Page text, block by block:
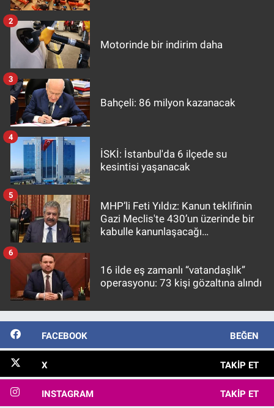
Motorinde bir indirim daha
2
Bahçeli: 86 milyon kazanacak
3
İSKİ: İstanbul'da 6 ilçede su
kesintisi yaşanacak
4
MHP’li Feti Yıldız: Kanun teklifinin
Gazi Meclis'te 430’un üzerinde bir
kabulle kanunlaşacağı
5
16 ilde eş zamanlı “vatandaşlık”
operasyonu: 73 kişi gözaltına alındı
6
FACEBOOK BEĞEN
X TAKIP ET
INSTAGRAM TAKIP ET